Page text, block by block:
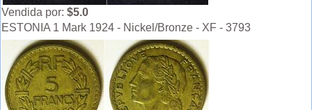
Vendida por: $5.0
ESTONIA 1 Mark 1924 - Nickel/Bronze - XF - 3793